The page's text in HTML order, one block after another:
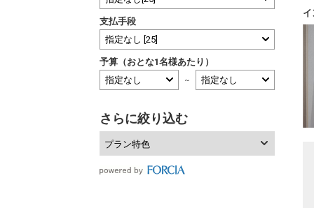
支払手段
予算（おとな1名様あたり）
～
さらに絞り込む
プラン特色